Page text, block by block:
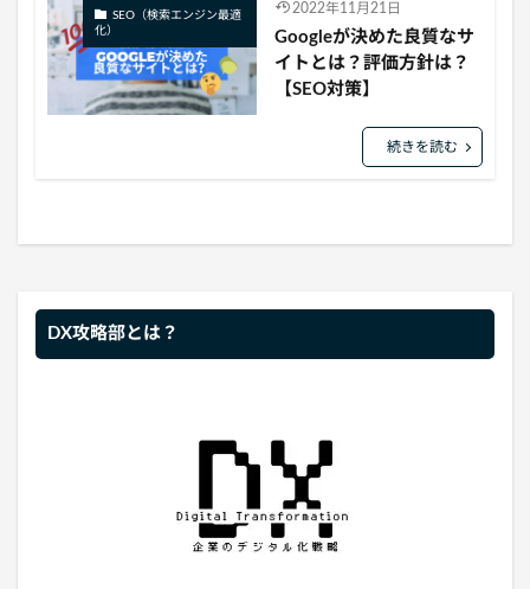
SEO（検索エンジン最適
化）
2022年11月21日
Googleが決めた良質なサ
イトとは？評価方針は？
【SEO対策】
続きを読む
DX攻略部とは？